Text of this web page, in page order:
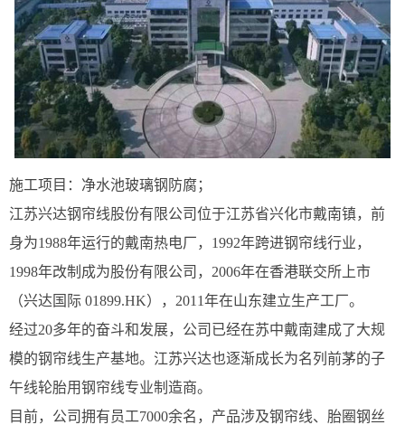
施工项目：净水池玻璃钢防腐；
江苏兴达钢帘线股份有限公司位于江苏省兴化市戴南镇，前
身为1988年运行的戴南热电厂，1992年跨进钢帘线行业，
1998年改制成为股份有限公司，2006年在香港联交所上市
（兴达国际 01899.HK），2011年在山东建立生产工厂。
经过20多年的奋斗和发展，公司已经在苏中戴南建成了大规
模的钢帘线生产基地。江苏兴达也逐渐成长为名列前茅的子
午线轮胎用钢帘线专业制造商。
目前，公司拥有员工7000余名，产品涉及钢帘线、胎圈钢丝